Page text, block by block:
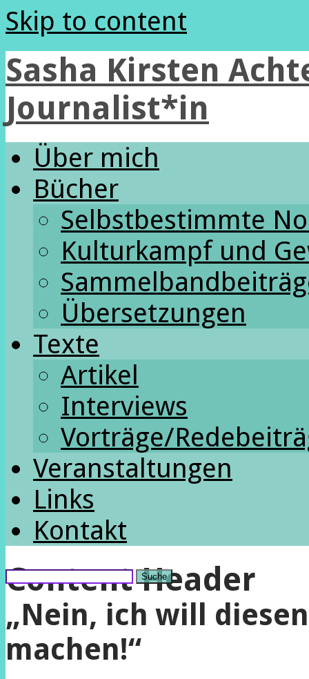
Skip to content
Sasha Kirsten
Journalist*in
Über mich
Bücher
Selbstbestimmte
Kulturkampf und
Übersetzungen
Texte
Artikel
Interviews
Vorträge/
Veranstaltungen
Links
Kontakt
Content Header
Suche
„Nein, ich will
machen!“